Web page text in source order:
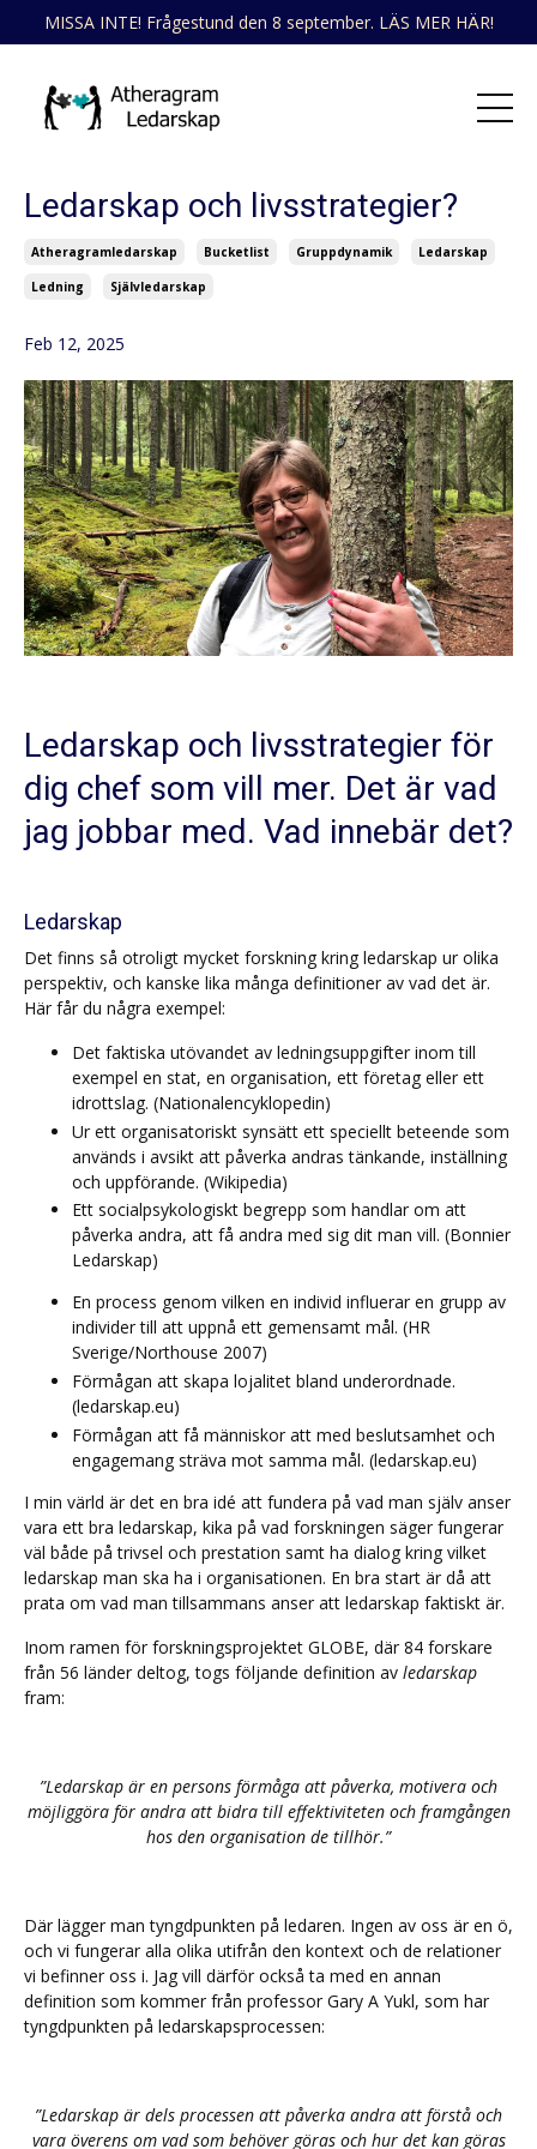
MISSA INTE! Frågestund den 8 september. LÄS MER HÄR!
Ledarskap och livsstrategier?
Atheragramledarskap Bucketlist Gruppdynamik Ledarskap
Ledning Självledarskap
Feb 12, 2025
Ledarskap och livsstrategier för
dig chef som vill mer. Det är vad
jag jobbar med. Vad innebär det?
Ledarskap
Det finns så otroligt mycket forskning kring ledarskap ur olika
perspektiv, och kanske lika många definitioner av vad det är.
Här får du några exempel:
Det faktiska utövandet av ledningsuppgifter inom till
exempel en stat, en organisation, ett företag eller ett
idrottslag. (Nationalencyklopedin)
Ur ett organisatoriskt synsätt ett speciellt beteende som
används i avsikt att påverka andras tänkande, inställning
och uppförande. (Wikipedia)
Ett socialpsykologiskt begrepp som handlar om att
påverka andra, att få andra med sig dit man vill. (Bonnier
Ledarskap)
En process genom vilken en individ influerar en grupp av
individer till att uppnå ett gemensamt mål. (HR
Sverige/Northouse 2007)
Förmågan att skapa lojalitet bland underordnade.
(ledarskap.eu)
Förmågan att få människor att med beslutsamhet och
engagemang sträva mot samma mål. (ledarskap.eu)
I min värld är det en bra idé att fundera på vad man själv anser
vara ett bra ledarskap, kika på vad forskningen säger fungerar
väl både på trivsel och prestation samt ha dialog kring vilket
ledarskap man ska ha i organisationen. En bra start är då att
prata om vad man tillsammans anser att ledarskap faktiskt är.
Inom ramen för forskningsprojektet GLOBE, där 84 forskare
från 56 länder deltog, togs följande definition av ledarskap
fram:
”Ledarskap är en persons förmåga att påverka, motivera och
möjliggöra för andra att bidra till effektiviteten och framgången
hos den organisation de tillhör.”
Där lägger man tyngdpunkten på ledaren. Ingen av oss är en ö,
och vi fungerar alla olika utifrån den kontext och de relationer
vi befinner oss i. Jag vill därför också ta med en annan
definition som kommer från professor Gary A Yukl, som har
tyngdpunkten på ledarskapsprocessen:
”Ledarskap är dels processen att påverka andra att förstå och
vara överens om vad som behöver göras och hur det kan göras